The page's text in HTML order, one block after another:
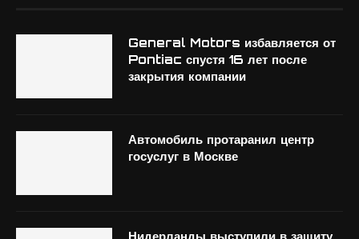
General Motors избавляется от
Pontiac спустя 16 лет после
закрытия компании
Автомобиль протаранил центр
госуслуг в Москве